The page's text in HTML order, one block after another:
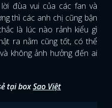
đùa vui của các fan và
thì các anh chị cũng bận
là lúc nào rảnh kiểu gì
ra nằm cũng tốt, có thể
không ảnh hưởng đến ai
tại boxSao Việt